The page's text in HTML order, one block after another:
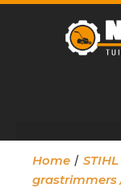
Home /
grastrimmers